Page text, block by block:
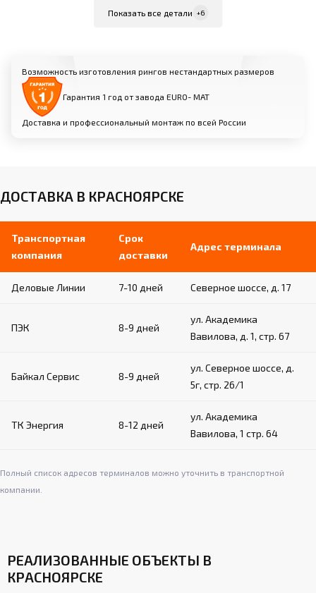
Внутренняя жила из стального троса диаметром
Съемный чехол из износостойкой
искусственной кожи
Порошковое покрытие для защиты от
коррозии
Кольцевые «ушки-держатели» для крепления
Крепление на канатах с помощью застежек
Обеспечивают дополнительную защиту в
углах ринга
Система натяжения:
Лестницы (для рингов на помосте):
Показать все детали +6
Возможность изготовления рингов нестандартных размеров
Гарантия 1 год от завода EURO- МАТ
Доставка и профессиональный монтаж по всей России
ДОСТАВКА В КРАСНОЯРСКЕ
Транспортная
компания
Срок
доставки
Адрес терминала
Деловые Линии 7-10 дней Северное шоссе, д. 17
ПЭК 8-9 дней
ул. Академика
Вавилова, д. 1, стр. 67
Байкал Сервис 8-9 дней
ул. Северное шоссе, д.
5г, стр. 26/1
ТК Энергия 8-12 дней
ул. Академика
Вавилова, 1 стр. 64
Полный список адресов терминалов можно уточнить в транспортной
компании.
РЕАЛИЗОВАННЫЕ ОБЪЕКТЫ В
КРАСНОЯРСКЕ